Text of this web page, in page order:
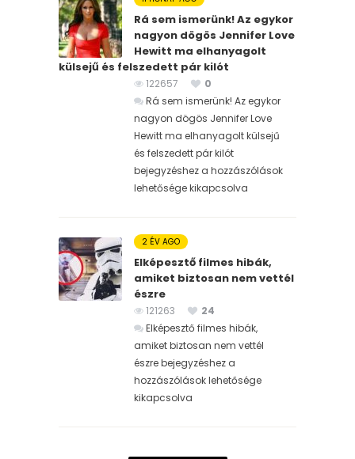
Rá sem ismerünk! Az egykor
nagyon dögös Jennifer Love
Hewitt ma elhanyagolt
külsejű és felszedett pár kilót
122657
0
Rá sem ismerünk! Az egykor
nagyon dögös Jennifer Love
Hewitt ma elhanyagolt külsejű
és felszedett pár kilót
bejegyzéshez a hozzászólások
lehetősége kikapcsolva
2 ÉV AGO
Elképesztő filmes hibák,
amiket biztosan nem vettél
észre
121263
24
Elképesztő filmes hibák,
amiket biztosan nem vettél
észre bejegyzéshez a
hozzászólások lehetősége
kikapcsolva